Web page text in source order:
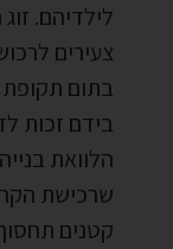
לילדיהם.
צעירים
בתום תקופת
בידם זכות
הלוואת
שרכישת
קטנים